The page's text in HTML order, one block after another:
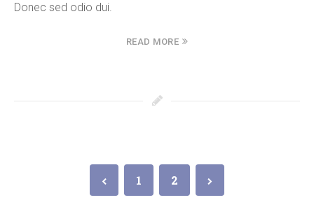
Donec sed odio dui.
READ MORE
1 2